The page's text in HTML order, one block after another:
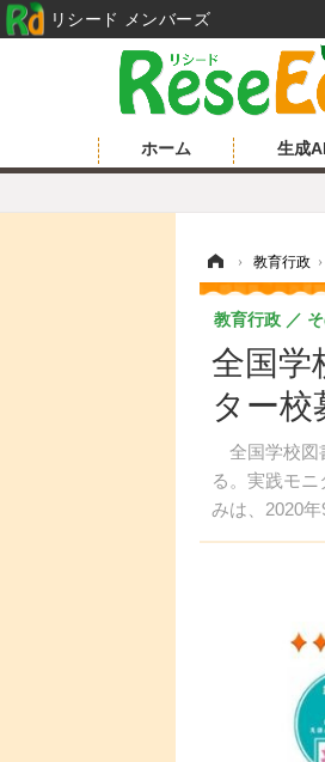
ホーム 生成AI
› 教育行政 ›
全国学
ター校
全国学校図
る。実践モ
みは、2020年
教育行政
リシード メンバーズ